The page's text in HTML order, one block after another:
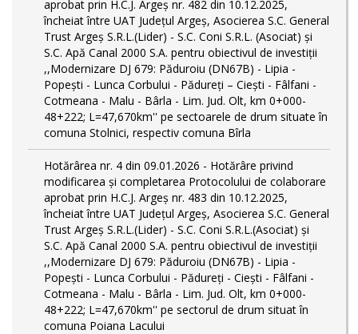
aprobat prin H.C.J. Argeș nr. 482 din 10.12.2025,
încheiat între UAT Județul Argeș, Asocierea S.C. General
Trust Argeș S.R.L.(Lider) - S.C. Coni S.R.L. (Asociat) și
S.C. Apă Canal 2000 S.A. pentru obiectivul de investiții
,,Modernizare DJ 679: Păduroiu (DN67B) - Lipia -
Popești - Lunca Corbului - Pădureți – Ciești - Fâlfani -
Cotmeana - Malu - Bârla - Lim. Jud. Olt, km 0+000-
48+222; L=47,670km'' pe sectoarele de drum situate în
comuna Stolnici, respectiv comuna Bîrla
Hotărârea nr. 4 din 09.01.2026 - Hotărâre privind
modificarea și completarea Protocolului de colaborare
aprobat prin H.C.J. Argeș nr. 483 din 10.12.2025,
încheiat între UAT Județul Argeș, Asocierea S.C. General
Trust Argeș S.R.L.(Lider) - S.C. Coni S.R.L.(Asociat) și
S.C. Apă Canal 2000 S.A. pentru obiectivul de investiții
,,Modernizare DJ 679: Păduroiu (DN67B) - Lipia -
Popești - Lunca Corbului - Pădureți - Ciești - Fâlfani -
Cotmeana - Malu - Bârla - Lim. Jud. Olt, km 0+000-
48+222; L=47,670km'' pe sectorul de drum situat în
comuna Poiana Lacului